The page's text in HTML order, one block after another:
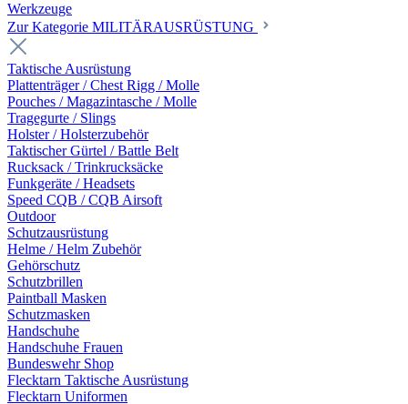
Werkzeuge
Zur Kategorie MILITÄRAUSRÜSTUNG
Taktische Ausrüstung
Plattenträger / Chest Rigg / Molle
Pouches / Magazintasche / Molle
Tragegurte / Slings
Holster / Holsterzubehör
Taktischer Gürtel / Battle Belt
Rucksack / Trinkrucksäcke
Funkgeräte / Headsets
Speed CQB / CQB Airsoft
Outdoor
Schutzausrüstung
Helme / Helm Zubehör
Gehörschutz
Schutzbrillen
Paintball Masken
Schutzmasken
Handschuhe
Handschuhe Frauen
Bundeswehr Shop
Flecktarn Taktische Ausrüstung
Flecktarn Uniformen